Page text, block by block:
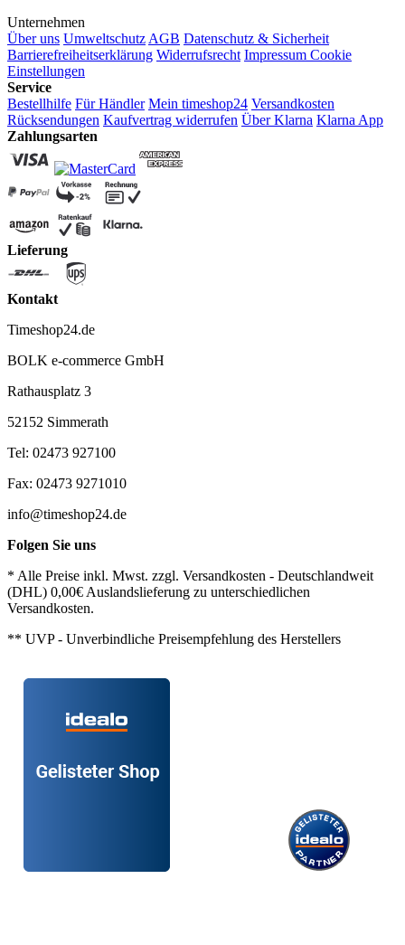
Unternehmen
Über uns Umweltschutz AGB Datenschutz & Sicherheit
Barrierefreiheitserklärung Widerrufsrecht Impressum Cookie
Einstellungen
Service
Bestellhilfe Für Händler Mein timeshop24 Versandkosten
Rücksendungen Kaufvertrag widerrufen Über Klarna Klarna App
Zahlungsarten
Lieferung
Kontakt
Timeshop24.de
BOLK e-commerce GmbH
Rathausplatz 3
52152 Simmerath
Tel: 02473 927100
Fax: 02473 9271010
info@timeshop24.de
Folgen Sie uns
* Alle Preise inkl. Mwst. zzgl. Versandkosten - Deutschlandweit
(DHL) 0,00€ Auslandslieferung zu unterschiedlichen
Versandkosten.
** UVP - Unverbindliche Preisempfehlung des Herstellers